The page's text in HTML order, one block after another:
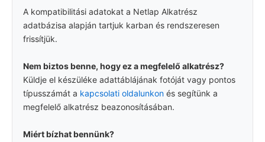
A kompatibilitási adatokat a Netlap Alkatrész
adatbázisa alapján tartjuk karban és rendszeresen
frissítjük.
Nem biztos benne, hogy ez a megfelelő alkatrész?
Küldje el készüléke adattáblájának fotóját vagy pontos
típusszámát a kapcsolati oldalunkon és segítünk a
megfelelő alkatrész beazonosításában.
Miért bízhat bennünk?